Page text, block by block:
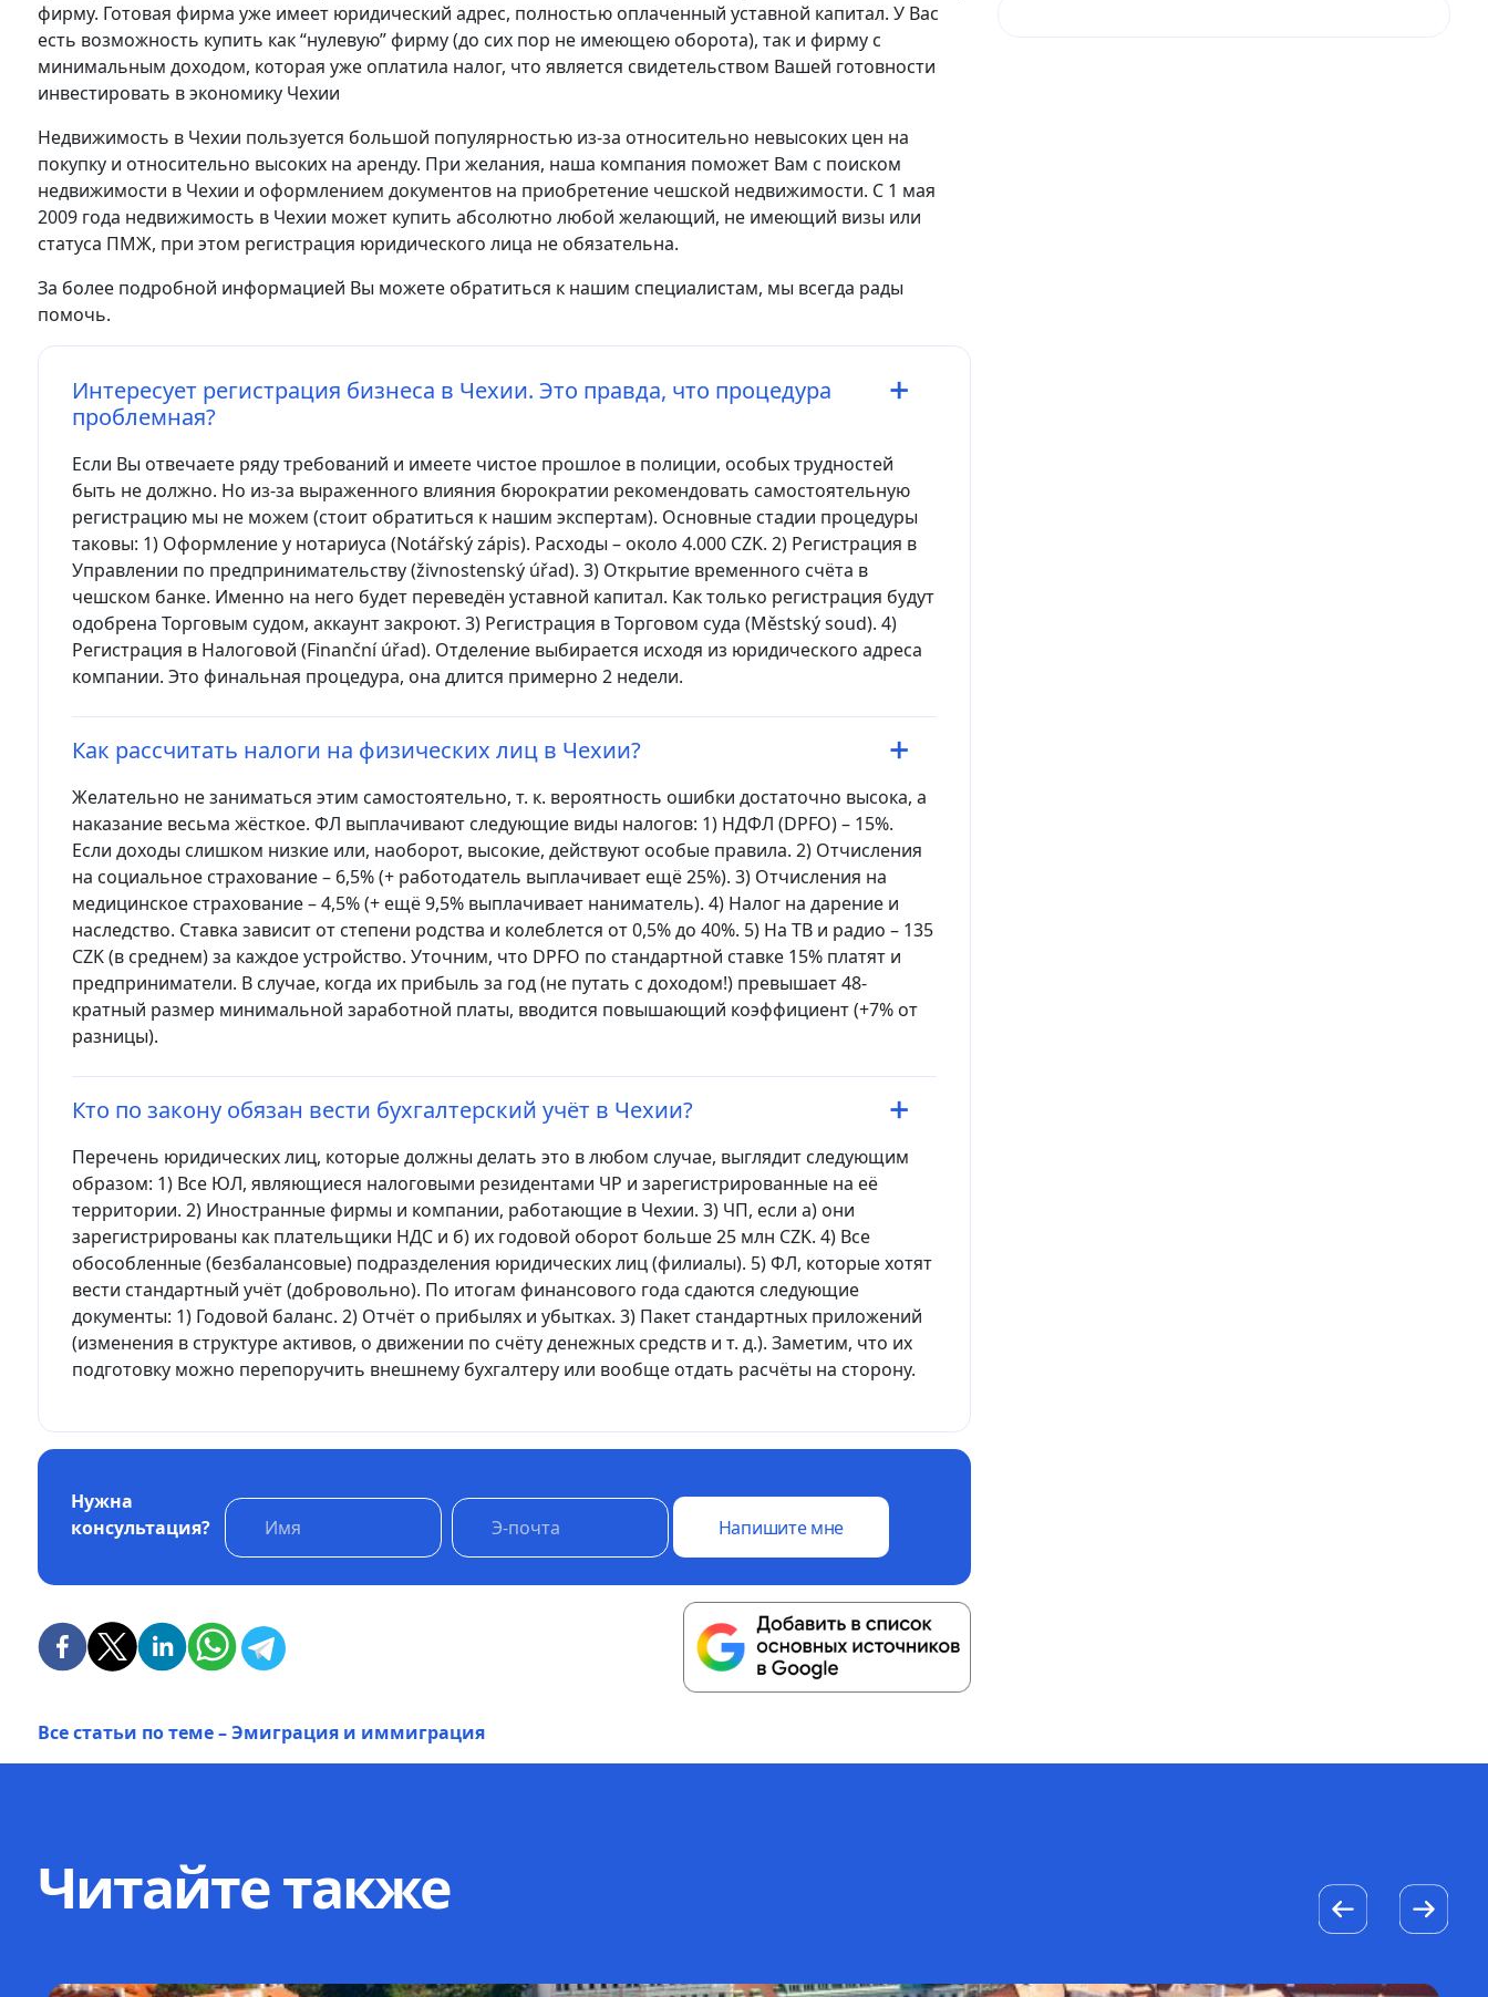
фирму. Готовая фирма уже имеет юридический адрес, полностью оплаченный уставной капитал. У Вас
есть возможность купить как “нулевую” фирму (до сих пор не имеющею оборота), так и фирму с
минимальным доходом, которая уже оплатила налог, что является свидетельством Вашей готовности
инвестировать в экономику Чехии
Недвижимость в Чехии пользуется большой популярностью из-за относительно невысоких цен на
покупку и относительно высоких на аренду. При желания, наша компания поможет Вам с поиском
недвижимости в Чехии и оформлением документов на приобретение чешской недвижимости. С 1 мая
2009 года недвижимость в Чехии может купить абсолютно любой желающий, не имеющий визы или
статуса ПМЖ, при этом регистрация юридического лица не обязательна.
За более подробной информацией Вы можете обратиться к нашим специалистам, мы всегда рады
помочь.
Интересует регистрация бизнеса в Чехии. Это правда, что процедура
проблемная?
Если Вы отвечаете ряду требований и имеете чистое прошлое в полиции, особых трудностей
быть не должно. Но из-за выраженного влияния бюрократии рекомендовать самостоятельную
регистрацию мы не можем (стоит обратиться к нашим экспертам). Основные стадии процедуры
таковы: 1) Оформление у нотариуса (Notářský zápis). Расходы – около 4.000 CZK. 2) Регистрация в
Управлении по предпринимательству (živnostenský úřad). 3) Открытие временного счёта в
чешском банке. Именно на него будет переведён уставной капитал. Как только регистрация будут
одобрена Торговым судом, аккаунт закроют. 3) Регистрация в Торговом суда (Městský soud). 4)
Регистрация в Налоговой (Finanční úřad). Отделение выбирается исходя из юридического адреса
компании. Это финальная процедура, она длится примерно 2 недели.
Как рассчитать налоги на физических лиц в Чехии?
Желательно не заниматься этим самостоятельно, т. к. вероятность ошибки достаточно высока, а
наказание весьма жёсткое. ФЛ выплачивают следующие виды налогов: 1) НДФЛ (DPFO) – 15%.
Если доходы слишком низкие или, наоборот, высокие, действуют особые правила. 2) Отчисления
на социальное страхование – 6,5% (+ работодатель выплачивает ещё 25%). 3) Отчисления на
медицинское страхование – 4,5% (+ ещё 9,5% выплачивает наниматель). 4) Налог на дарение и
наследство. Ставка зависит от степени родства и колеблется от 0,5% до 40%. 5) На ТВ и радио – 135
CZK (в среднем) за каждое устройство. Уточним, что DPFO по стандартной ставке 15% платят и
предприниматели. В случае, когда их прибыль за год (не путать с доходом!) превышает 48-
кратный размер минимальной заработной платы, вводится повышающий коэффициент (+7% от
разницы).
Кто по закону обязан вести бухгалтерский учёт в Чехии?
Перечень юридических лиц, которые должны делать это в любом случае, выглядит следующим
образом: 1) Все ЮЛ, являющиеся налоговыми резидентами ЧР и зарегистрированные на её
территории. 2) Иностранные фирмы и компании, работающие в Чехии. 3) ЧП, если а) они
зарегистрированы как плательщики НДС и б) их годовой оборот больше 25 млн CZK. 4) Все
обособленные (безбалансовые) подразделения юридических лиц (филиалы). 5) ФЛ, которые хотят
вести стандартный учёт (добровольно). По итогам финансового года сдаются следующие
документы: 1) Годовой баланс. 2) Отчёт о прибылях и убытках. 3) Пакет стандартных приложений
(изменения в структуре активов, о движении по счёту денежных средств и т. д.). Заметим, что их
подготовку можно перепоручить внешнему бухгалтеру или вообще отдать расчёты на сторону.
Нужна
консультация?
Напишите мне
Все статьи по теме – Эмиграция и иммиграция
Читайте также